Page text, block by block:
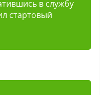
в службу
стартовый